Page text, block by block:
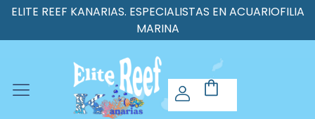
ELITE REEF KANARIAS. ESPECIALISTAS EN ACUARIOFILIA
MARINA